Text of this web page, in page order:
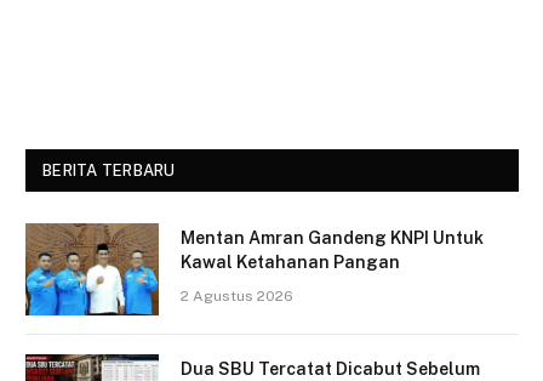
BERITA TERBARU
Mentan Amran Gandeng KNPI Untuk
Kawal Ketahanan Pangan
2 Agustus 2026
Dua SBU Tercatat Dicabut Sebelum